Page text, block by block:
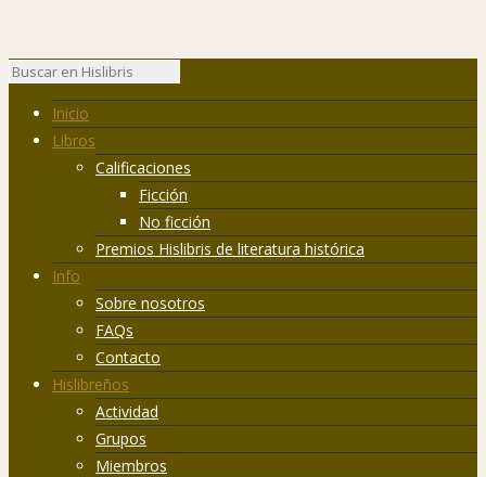
Inicio
Libros
Calificaciones
Ficción
No ficción
Premios Hislibris de literatura histórica
Info
Sobre nosotros
FAQs
Contacto
Hislibreños
Actividad
Grupos
Miembros